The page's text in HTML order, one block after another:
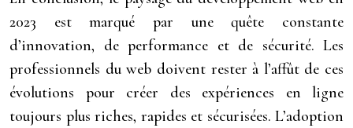
2023 est marqué par une quête constante
d’innovation, de performance et de sécurité. Les
professionnels du web doivent rester à l’affût de ces
évolutions pour créer des expériences en ligne
toujours plus riches, rapides et sécurisées. L’adoption